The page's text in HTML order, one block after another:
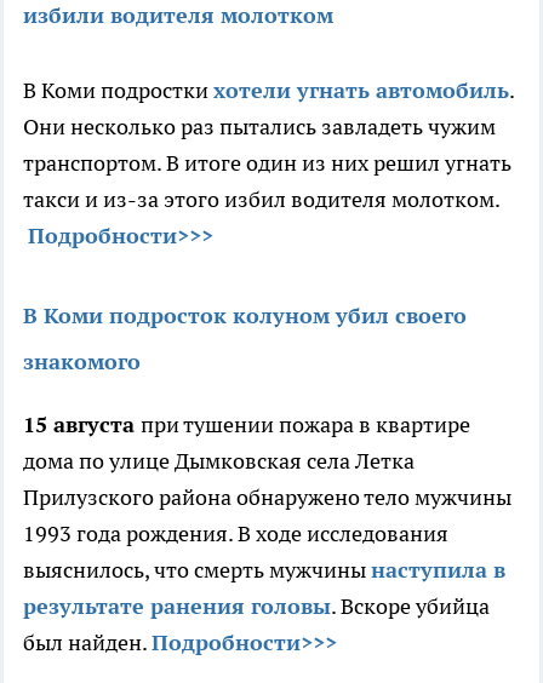
избили водителя молотком
В Коми подросткихотели угнать автомобиль.
Они несколько раз пытались завладеть чужим
транспортом. В итоге один из них решил угнать
такси и из-за этого избил водителя молотком.
Подробности>>>
В Коми подросток колуном убил своего
знакомого
15 августа при тушении пожара в квартире
дома по улице Дымковская села Летка
Прилузского района обнаружено тело мужчины
1993 года рождения. В ходе исследования
выяснилось, что смерть мужчинынаступила в
результате ранения головы. Вскоре убийца
был найден.Подробности>>>